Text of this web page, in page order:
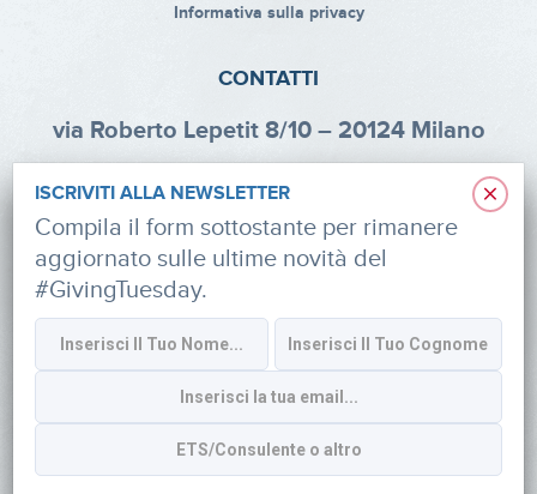
Informativa sulla privacy
CONTATTI
via Roberto Lepetit 8/10 – 20124 Milano
Tel: +39 02 47924880
CF: 91374340379
SOCIAL
×
ISCRIVITI ALLA NEWSLETTER
Compila il form sottostante per rimanere
aggiornato sulle ultime novità del
#GivingTuesday.